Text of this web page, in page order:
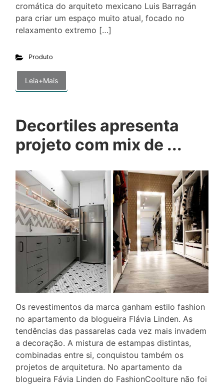
cromática do arquiteto mexicano Luis Barragán
para criar um espaço muito atual, focado no
relaxamento extremo […]
Produto
Leia+Mais
Decortiles apresenta
projeto com mix de ...
Os revestimentos da marca ganham estilo fashion
no apartamento da blogueira Flávia Linden. As
tendências das passarelas cada vez mais invadem
a decoração. A mistura de estampas distintas,
combinadas entre si, conquistou também os
projetos de arquitetura. No apartamento da
blogueira Fávia Linden do FashionCoolture não foi